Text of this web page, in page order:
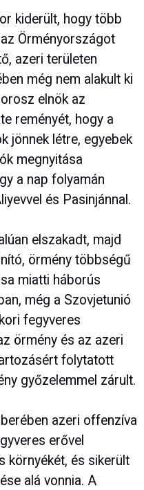
kiderült, hogy több
Örményországot
azeri területen
még nem alakult ki
elnök az
reményét, hogy a
jönnek létre, egyebek
megnyitása
a nap folyamán
és Pasinjánnal.
elszakadt, majd
örmény többségű
miatti háborús
még a Szovjetunió
fegyveres
örmény és az azeri
folytatott
győzelemmel zárult.
azeri offenzíva
erővel
környékét, és sikerült
alá vonnia. A